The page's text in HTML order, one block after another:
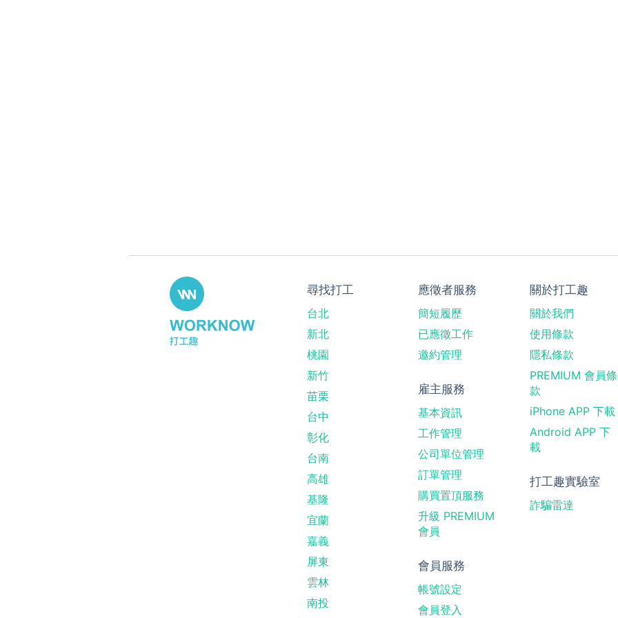
尋找打工
台北
新北
桃園
新竹
苗栗
台中
彰化
台南
高雄
基隆
宜蘭
嘉義
屏東
雲林
南投
應徵者服務
簡短履歷
已應徵工作
邀約管理
雇主服務
基本資訊
工作管理
公司單位管理
訂單管理
購買置頂服務
升級 PREMIUM
會員
會員服務
帳號設定
會員登入
關於打工趣
關於我們
使用條款
隱私條款
PREMIUM 會員條
款
iPhone APP 下載
Android APP 下
載
打工趣實驗室
詐騙雷達